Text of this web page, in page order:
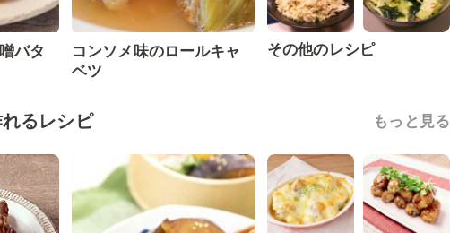
バタ
コンソメ味のロールキャ
ベツ
その他のレシピ
るレシピ もっと見る